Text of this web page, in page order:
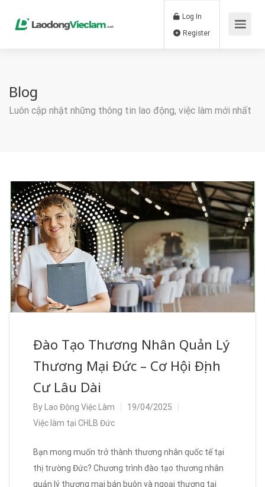
Log In
Blog
Luôn cập nhật những thông tin lao động, việc làm mới nhất
Đào Tạo Thương Nhân Quản Lý
Thương Mại Đức – Cơ Hội Định
Cư Lâu Dài
By Lao Động Việc Làm
19/04/2025
Việc làm tại CHLB Đức
Bạn mong muốn trở thành thương nhân quốc tế tại
thị trường Đức? Chương trình đào tạo thương nhân
quản lý thương mại bán buôn và ngoại thương tại